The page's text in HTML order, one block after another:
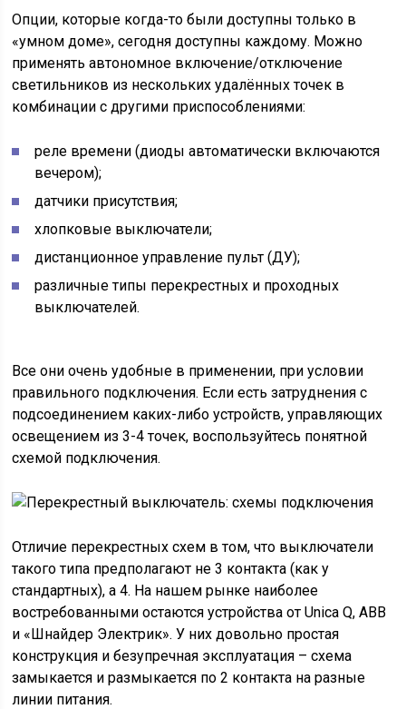
Опции, которые когда-то были доступны только в
«умном доме», сегодня доступны каждому. Можно
применять автономное включение/отключение
светильников из нескольких удалённых точек в
комбинации с другими приспособлениями:
реле времени (диоды автоматически включаются
вечером);
датчики присутствия;
хлопковые выключатели;
дистанционное управление пульт (ДУ);
различные типы перекрестных и проходных
выключателей.
Все они очень удобные в применении, при условии
правильного подключения. Если есть затруднения с
подсоединением каких-либо устройств, управляющих
освещением из 3-4 точек, воспользуйтесь понятной
схемой подключения.
Отличие перекрестных схем в том, что выключатели
такого типа предполагают не 3 контакта (как у
стандартных), а 4. На нашем рынке наиболее
востребованными остаются устройства от Unica Q, АВВ
и «Шнайдер Электрик». У них довольно простая
конструкция и безупречная эксплуатация – схема
замыкается и размыкается по 2 контакта на разные
линии питания.